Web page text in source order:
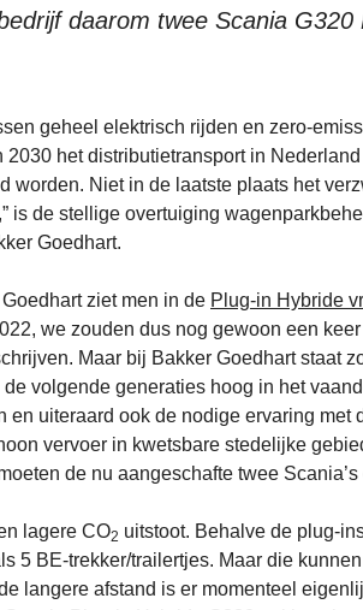
daarom twee Scania G320
geheel elektrisch rijden en zero-
het distributietransport in
worden. Niet in de laatste plaats het
is de stellige overtuiging
Goedhart.
ziet men in de Plug-in Hybride
we zouden dus nog gewoon een
Maar bij Bakker Goedhart staat
volgende generaties hoog in het
uiteraard ook de nodige ervaring met
vervoer in kwetsbare stedelijke
de nu aangeschafte twee Scania’s
lagere CO2 uitstoot. Behalve de plug-
5 BE-trekker/trailertjes. Maar die
langere afstand is er momenteel